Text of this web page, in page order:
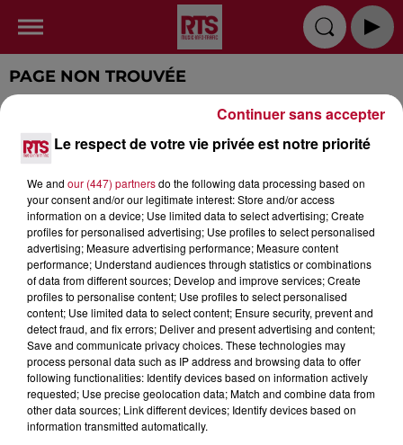
PAGE NON TROUVÉE
Cette page n'existe plus ?
RADIO INFOS PODCAST
TOP INDÉ CKOI CE TITRE ? SORTIR
JEUX PUBLICITÉ CONTACT
Mentions Légales (CGU)
Le respect de votre vie privée est notre priorité
We and our (447) partnersdo the following data processing based on
your consent and/or our legitimate interest: Store and/or access
information on a device; Use limited data to select advertising; Create
profiles for personalised advertising; Use profiles to select personalised
advertising; Measure advertising performance; Measure content
performance; Understand audiences through statistics or combinations
of data from different sources; Develop and improve services; Create
profiles to personalise content; Use profiles to select personalised
content; Use limited data to select content; Ensure security, prevent and
detect fraud, and fix errors; Deliver and present advertising and content;
Save and communicate privacy choices. These technologies may
process personal data such as IP address and browsing data to offer
following functionalities: Identify devices based on information actively
requested; Use precise geolocation data; Match and combine data from
other data sources; Link different devices; Identify devices based on
information transmitted automatically.
Continuer sans accepter